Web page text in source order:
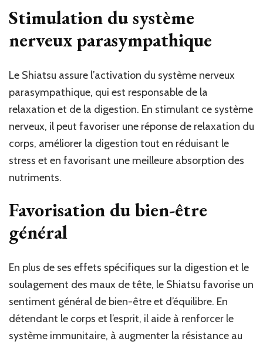
Stimulation du système
nerveux parasympathique
Le Shiatsu assure l’activation du système nerveux
parasympathique, qui est responsable de la
relaxation et de la digestion. En stimulant ce système
nerveux, il peut favoriser une réponse de relaxation du
corps, améliorer la digestion tout en réduisant le
stress et en favorisant une meilleure absorption des
nutriments.
Favorisation du bien-être
général
En plus de ses effets spécifiques sur la digestion et le
soulagement des maux de tête, le Shiatsu favorise un
sentiment général de bien-être et d’équilibre. En
détendant le corps et l’esprit, il aide à renforcer le
système immunitaire, à augmenter la résistance au